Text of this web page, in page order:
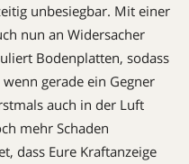
unbesiegbar. Mit einer
nun an Widersacher
Bodenplatten, sodass
gerade ein Gegner
auch in der Luft
mehr Schaden
dass Eure Kraftanzeige